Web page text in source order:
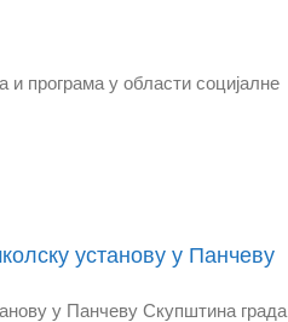
и програма у области социјалне
установу у Панчеву
у Панчеву Скупштина града